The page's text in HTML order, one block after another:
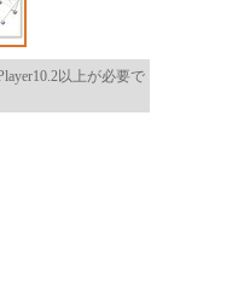
以上が必要で